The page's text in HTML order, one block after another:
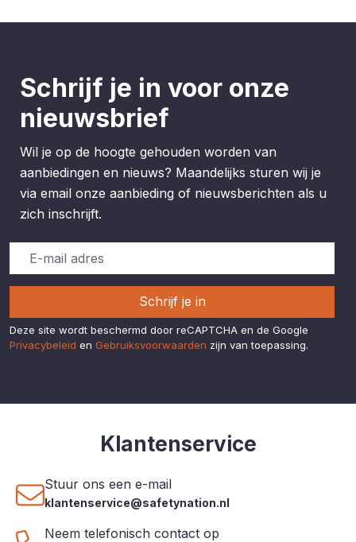
Schrijf je in voor onze
nieuwsbrief
Wil je op de hoogte gehouden worden van
aanbiedingen en nieuws? Maandelijks sturen wij je
via email onze aanbieding of nieuwsberichten als u
zich inschrijft.
Schrijf je in
Deze site wordt beschermd door reCAPTCHA en de Google
Privacybeleid en Gebruiksvoorwaarden zijn van toepassing.
Klantenservice
Stuur ons een e-mail
klantenservice@safetynation.nl
Neem telefonisch contact op